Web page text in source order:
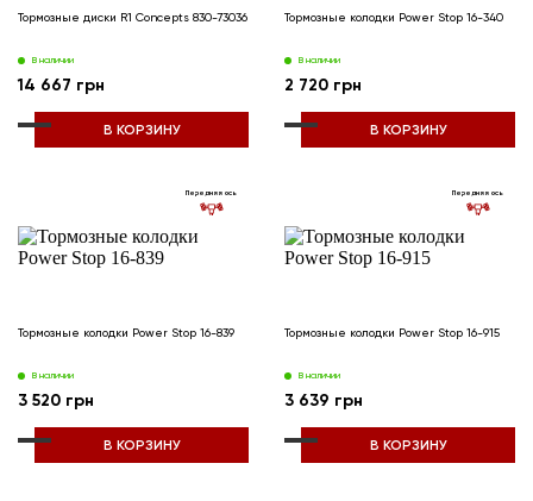
Тормозные диски R1 Concepts 830-73036
В наличии
14 667 грн
В КОРЗИНУ
Тормозные колодки Power Stop 16-340
В наличии
2 720 грн
В КОРЗИНУ
Передняя ось
Тормозные колодки Power Stop 16-839
В наличии
3 520 грн
В КОРЗИНУ
Передняя ось
Тормозные колодки Power Stop 16-915
В наличии
3 639 грн
В КОРЗИНУ